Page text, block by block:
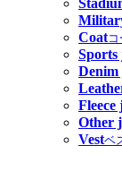
Coatコ
Sports
Denim
Fleece
Other
Vestベ